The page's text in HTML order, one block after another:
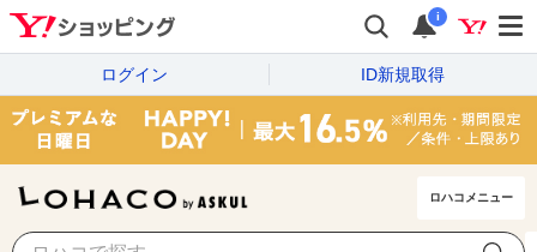
i
ログイン ID新規取得
ロハコメニュー